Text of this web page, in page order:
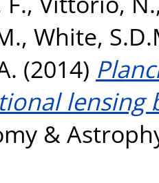
, White,
(2014)
lensing
&